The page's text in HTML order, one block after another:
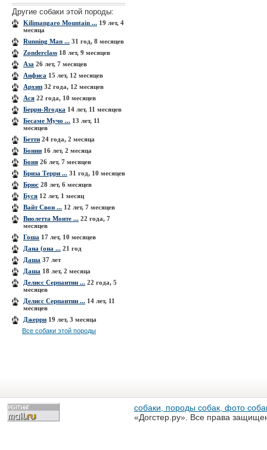
Другие собаки этой породы:
Kilimangaro Mountain ... 19 лет, 4
месяца
Running Man ... 31 год, 8 месяцев
Zonderclass 18 лет, 9 месяцев
Аза 26 лет, 7 месяцев
Анфиса 15 лет, 12 месяцев
Архип 32 года, 12 месяцев
Ася 22 года, 10 месяцев
Берри-Ягодка 14 лет, 11 месяцев
Бесаме Мучо ... 13 лет, 11
месяцев
Бетти 24 года, 2 месяца
Бонни 16 лет, 2 месяца
Боня 26 лет, 7 месяцев
Бриза Терри ... 31 год, 10 месяцев
Брюс 28 лет, 6 месяцев
Буся 12 лет, 1 месяц
Вайт Свон ... 12 лет, 7 месяцев
Виолетта Монте ... 22 года, 7
месяцев
Гоша 17 лет, 10 месяцев
Дана (она ... 21 год
Даша 37 лет
Даша 18 лет, 2 месяца
Делисс Серпантин ... 22 года, 5
месяцев
Делисс Серпантин ... 14 лет, 11
месяцев
Джерри 19 лет, 3 месяца
Все собаки этой породы
собаки, породы собак, фото
«Догстер.ру». Все права